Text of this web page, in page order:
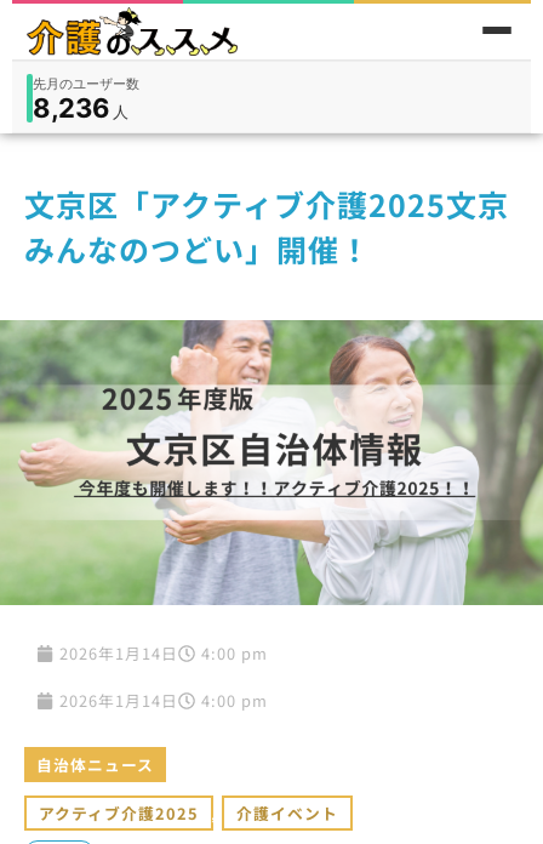
在宅9,360入所3,194
先月のユーザー数
8,236 人
件
文京区「アクティブ介護2025文京
みんなのつどい」開催！
2026年1月14日 4:00 pm
2026年1月14日 4:00 pm
自治体ニュース
アクティブ介護2025 , 介護イベント